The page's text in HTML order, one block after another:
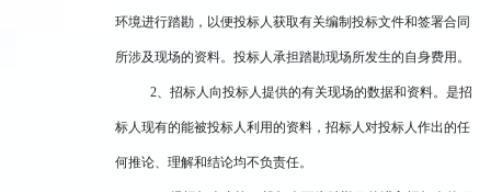
环境进行踏勘，以便投标人获取有关编制投标文件和签署合同
所涉及现场的资料。投标人承担踏勘现场所发生的自身费用。
2、招标人向投标人提供的有关现场的数据和资料。是招
标人现有的能被投标人利用的资料，招标人对投标人作出的任
何推论、理解和结论均不负责任。